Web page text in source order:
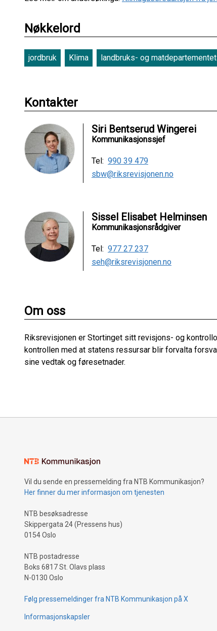
Nøkkelord
jordbruk Klima landbruks- og matdepartementet
Kontakter
Siri Bentserud Wingerei
Kommunikasjonssjef
Tel: 990 39 479
sbw@riksrevisjonen.no
Sissel Elisabet Helminsen
Kommunikasjonsrådgiver
Tel: 977 27 237
seh@riksrevisjonen.no
Om oss
Riksrevisjonen er Stortinget sitt revisjons- og
kontrollen med at statens ressursar blir forvalta
sine vedtak og føresetnader.
Vil du sende en pressemelding fra NTB Kommunikasjon?
Her finner du mer informasjon om tjenesten
NTB besøksadresse
Skippergata 24 (Pressens hus)
0154 Oslo
NTB postadresse
Boks 6817 St. Olavs plass
N-0130 Oslo
Følg pressemeldinger fra NTB Kommunikasjon på X
Informasjonskapsler